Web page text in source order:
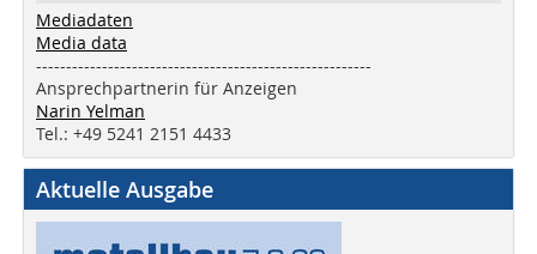
Mediadaten
Media data
--------------------------------------------------------
Ansprechpartnerin für Anzeigen
Narin Yelman
Tel.: +49 5241 2151 4433
Aktuelle Ausgabe